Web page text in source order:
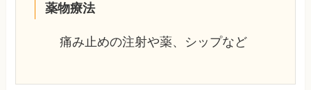
薬物療法
痛み止めの注射や薬、シップなど